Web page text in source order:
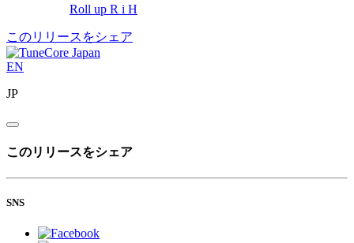
Roll up R i H
このリリースをシェア
EN
JP
このリリースをシェア
SNS